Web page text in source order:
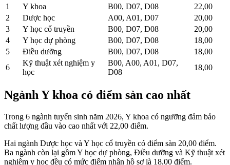
1
Y khoa B00, D07, D08
22,00
2
Dược học A00, A01, D07
20,00
3
Y học cổ truyền B00, D07, D08
20,00
4
Y học dự phòng B00, D07, D08
18,00
5
Điều dưỡng B00, D07, D08
18,00
6
Kỹ thuật xét nghiệm y
học
B00, A00, A01, D07,
D08
18,00
Ngành Y khoa có điểm sàn cao nhất
Trong 6 ngành tuyển sinh năm 2026, Y khoa có ngưỡng đảm bảo
chất lượng đầu vào cao nhất với 22,00 điểm.
Hai ngành Dược học và Y học cổ truyền có điểm sàn 20,00 điểm.
Ba ngành còn lại gồm Y học dự phòng, Điều dưỡng và Kỹ thuật xét
nghiệm y học đều có mức điểm nhận hồ sơ là 18,00 điểm.